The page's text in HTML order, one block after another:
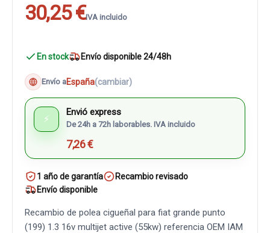
30,25 €IVA incluido
En stock Envío disponible 24/48h
Envío aEspaña(cambiar)
⚡
Envió express
De 24h a 72h laborables. IVA incluido
7,26 €
1 año de garantía
Recambio revisado
Envío disponible
Recambio de polea cigueñal para fiat grande punto
(199) 1.3 16v multijet active (55kw) referencia OEM IAM